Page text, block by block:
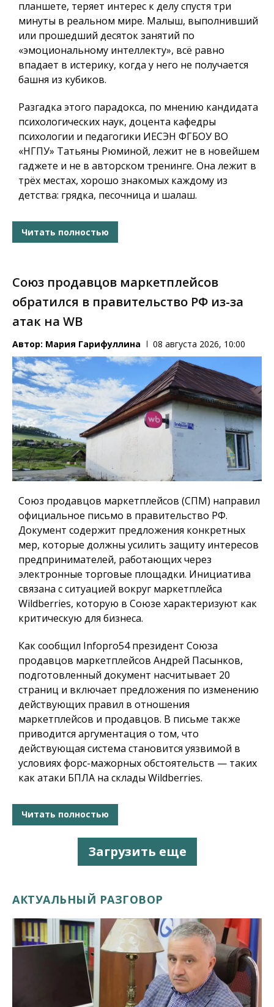
планшете, теряет интерес к делу спустя три
минуты в реальном мире. Малыш, выполнивший
или прошедший десяток занятий по
«эмоциональному интеллекту», всё равно
впадает в истерику, когда у него не получается
башня из кубиков.
Разгадка этого парадокса, по мнению кандидата
психологических наук, доцента кафедры
психологии и педагогики ИЕСЭН ФГБОУ ВО
«НГПУ» Татьяны Рюминой, лежит не в новейшем
гаджете и не в авторском тренинге. Она лежит в
трёх местах, хорошо знакомых каждому из
детства: грядка, песочница и шалаш.
Читать полностью
Союз продавцов маркетплейсов
обратился в правительство РФ из-за
атак на WB
Автор: Мария Гарифуллина 08 августа 2026, 10:00
Союз продавцов маркетплейсов (СПМ) направил
официальное письмо в правительство РФ.
Документ содержит предложения конкретных
мер, которые должны усилить защиту интересов
предпринимателей, работающих через
электронные торговые площадки. Инициатива
связана с ситуацией вокруг маркетплейса
Wildberries, которую в Союзе характеризуют как
критическую для бизнеса.
Как сообщил Infopro54президент Союза
продавцов маркетплейсов Андрей Пасынков,
подготовленный документ насчитывает 20
страниц и включает предложения по изменению
действующих правил в отношения
маркетплейсов и продавцов. В письме также
приводится аргументация о том, что
действующая система становится уязвимой в
условиях форс-мажорных обстоятельств — таких
как атаки БПЛА на склады Wildberries.
Читать полностью
Загрузить еще
АКТУАЛЬНЫЙ РАЗГОВОР